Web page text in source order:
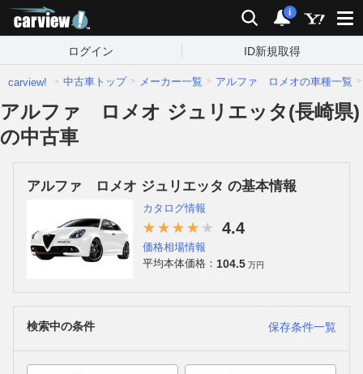
検索 通知
i
ログイン ID新規取得
carview! 中古車トップ メーカー一覧 アルファ ロメオの車種一覧
アルファ ロメオ ジュリエッタ(長崎県)
の中古車
アルファ ロメオ ジュリエッタ の基本情報
カタログ情報
4.4
価格相場情報
平均本体価格： 104.5 万円
検索中の条件 保存条件一覧